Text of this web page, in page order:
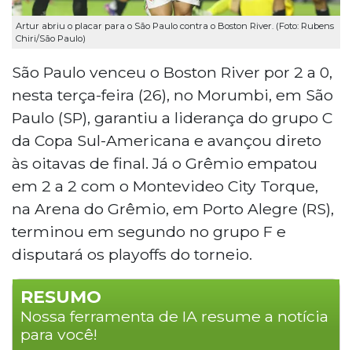
Artur abriu o placar para o São Paulo contra o Boston River. (Foto: Rubens
Chiri/São Paulo)
São Paulo venceu o Boston River por 2 a 0,
nesta terça-feira (26), no Morumbi, em São
Paulo (SP), garantiu a liderança do grupo C
da Copa Sul-Americana e avançou direto
às oitavas de final. Já o Grêmio empatou
em 2 a 2 com o Montevideo City Torque,
na Arena do Grêmio, em Porto Alegre (RS),
terminou em segundo no grupo F e
disputará os playoffs do torneio.
RESUMO
Nossa ferramenta de IA resume a notícia
para você!